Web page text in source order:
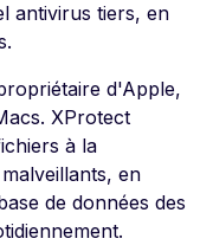
antivirus tiers, en
d'Apple,
XProtect
à la
en
de données des